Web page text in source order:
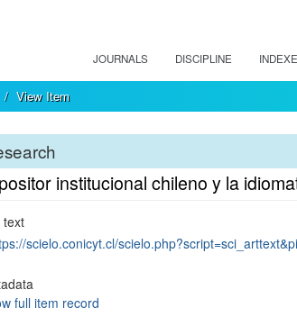
JOURNALS DISCIPLINE
View Item
institucional chileno y la
text
scielo.conicyt.cl/
full item record